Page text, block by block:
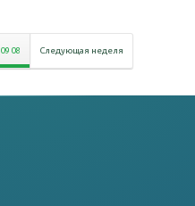
09 08 Следующая неделя